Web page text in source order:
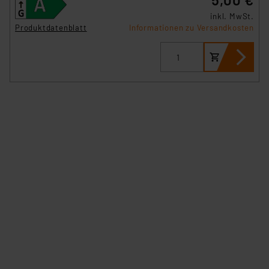
Produktdatenblatt
inkl. MwSt.
Informationen zu Versandkosten